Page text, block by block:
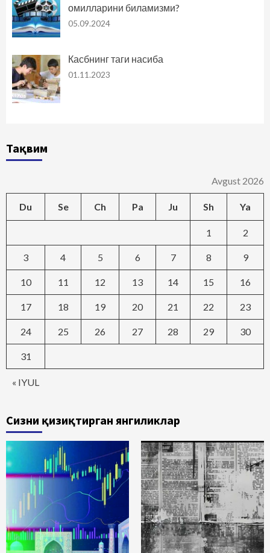
омилларини биламизми?
05.09.2024
Касбнинг таги насиба
01.11.2023
Тақвим
Avgust 2026
Du Se Ch Pa Ju Sh Ya
« IYUL
1 2
3 4 5 6 7 8 9
10 11 12 13 14 15 16
17 18 19 20 21 22 23
24 25 26 27 28 29 30
31
Сизни қизиқтирган янгиликлар